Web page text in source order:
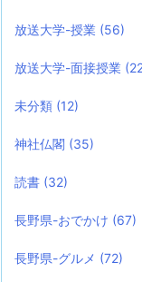
放送大学-授業 (56)
放送大学-面接授業
未分類 (12)
神社仏閣 (35)
読書 (32)
長野県-おでかけ (67)
長野県-グルメ (72)